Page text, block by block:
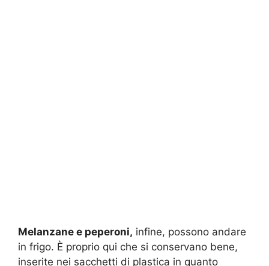
Melanzane e peperoni, infine, possono andare
in frigo. È proprio qui che si conservano bene,
inserite nei sacchetti di plastica in quanto